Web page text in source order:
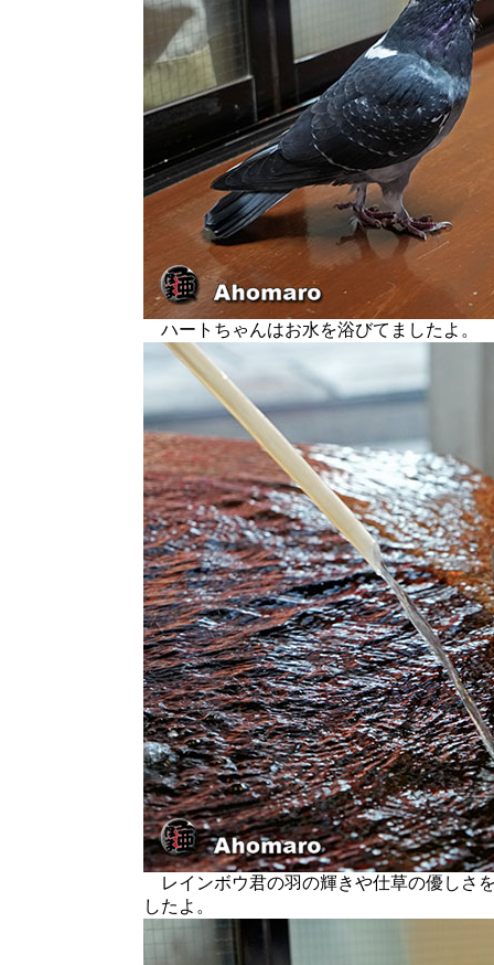
ハートちゃんはお水を浴びてましたよ。
レインボウ君の羽の輝きや仕草の優しさ
したよ。